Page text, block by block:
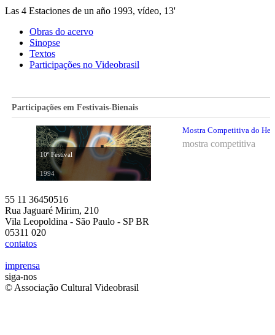
Las 4 Estaciones de un año 1993, vídeo, 13'
Obras do acervo
Sinopse
Textos
Participações no Videobrasil
Participações em Festivais-Bienais
10º Festival
1994
Mostra Competitiva do
mostra competitiva
55 11 36450516
Rua Jaguaré Mirim, 210
Vila Leopoldina - São Paulo - SP BR
05311 020
contatos
imprensa
siga-nos
© Associação Cultural Videobrasil